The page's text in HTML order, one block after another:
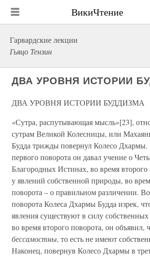
ВикиЧтение
Гарвардские лекции
Гьяцо Тензин
ДВА УРОВНЯ ИСТОРИИ
ДВА УРОВНЯ ИСТОРИИ БУДДИЗМА
«Сутра, распутывающая мысль»[23],
сутрам Великой Колесницы, или
Будда трижды повернул Колесо Дхармы.
первого поворота он давал учение о
Благородных Истинах, во время второго
у явлений собственной природы, во
поворота – о правильном различении.
поворота Колеса Дхармы Будда изрек,
явления существуют в силу собственных
во время второго поворота, он объявил,
бессамостны, то есть не имеют
Наконец, повернув Колесо Дхармы в